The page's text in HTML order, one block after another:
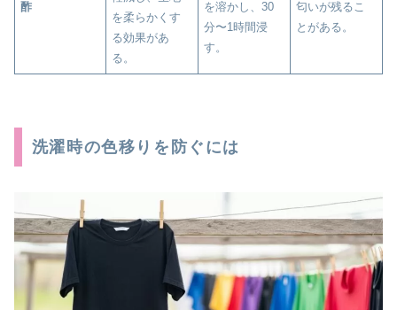
酢
を柔らかくす
る効果があ
る。
を溶かし、30
分〜1時間浸
す。
匂いが残るこ
とがある。
洗濯時の色移りを防ぐには